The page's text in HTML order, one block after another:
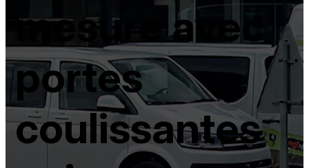
mesure avec
portes
coulissantes